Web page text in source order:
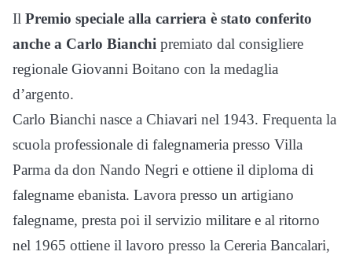
Il Premio speciale alla carriera è stato conferito
anche a Carlo Bianchi premiato dal consigliere
regionale Giovanni Boitano con la medaglia
d’argento.
Carlo Bianchi nasce a Chiavari nel 1943. Frequenta la
scuola professionale di falegnameria presso Villa
Parma da don Nando Negri e ottiene il diploma di
falegname ebanista. Lavora presso un artigiano
falegname, presta poi il servizio militare e al ritorno
nel 1965 ottiene il lavoro presso la Cereria Bancalari,